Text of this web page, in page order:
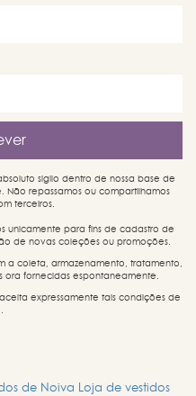
sigilo dentro de nossa base de
repassamos ou compartilhamos
terceiros.
unicamente para fins de cadastro de
de novas coleções ou promoções.
a coleta, armazenamento, tratamento,
ora fornecidas espontaneamente.
expressamente tais condições de
de Noiva Loja de vestidos